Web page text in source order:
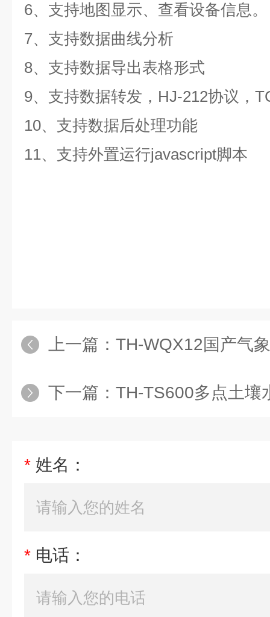
6、支持地图显示、查看设备信息。
7、支持数据曲线分析
8、支持数据导出表格形式
9、支持数据转发， HJ-212协议，
10、支持数据后处理功能
11、支持外置运行javascript脚本
上一篇： TH-WQX12国产气
下一篇： TH-TS600多点土壤
* 姓名：
* 电话：